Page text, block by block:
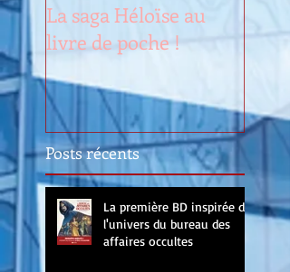
La saga Héloïse au
livre de poche !
Posts récents
La première BD inspirée de
l'univers du bureau des
affaires occultes